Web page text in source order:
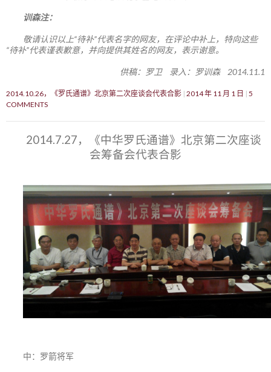
训森注：
敬请认识以上“待补”代表名字的网友，在评论中补上，特向这些
“待补”代表谨表歉意，并向提供其姓名的网友，表示谢意。
供稿：罗卫 录入：罗训森 2014.11.1
2014.10.26，《罗氏通谱》北京第二次座谈会代表合影 2014 年 11 月 1 日
5
COMMENTS
2014.7.27，《中华罗氏通谱》北京第二次座谈
会筹备会代表合影
中：罗箭将军